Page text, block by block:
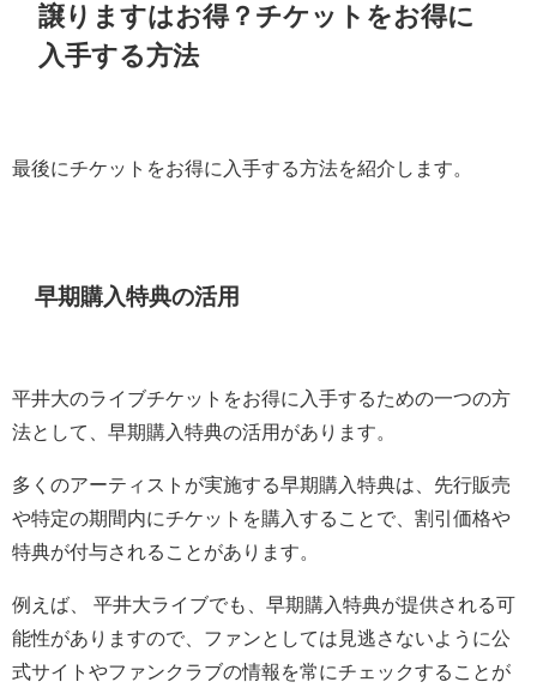
譲りますはお得？チケットをお得に
入手する方法
最後にチケットをお得に入手する方法を紹介します。
早期購入特典の活用
平井大のライブチケットをお得に入手するための一つの方
法として、早期購入特典の活用があります。
多くのアーティストが実施する早期購入特典は、先行販売
や特定の期間内にチケットを購入することで、割引価格や
特典が付与されることがあります。
例えば、 平井大ライブでも、早期購入特典が提供される可
能性がありますので、ファンとしては見逃さないように公
式サイトやファンクラブの情報を常にチェックすることが